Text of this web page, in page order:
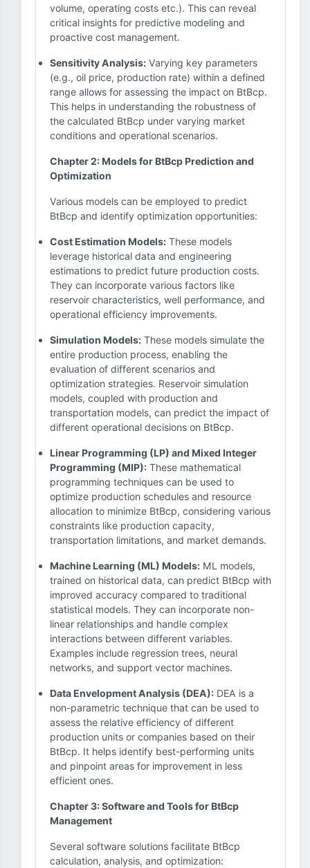
volume, operating costs etc.). This can reveal
critical insights for predictive modeling and
proactive cost management.
Sensitivity Analysis: Varying key parameters
(e.g., oil price, production rate) within a defined
range allows for assessing the impact on BtBcp.
This helps in understanding the robustness of
the calculated BtBcp under varying market
conditions and operational scenarios.
Chapter 2: Models for BtBcp Prediction and
Optimization
Various models can be employed to predict
BtBcp and identify optimization opportunities:
Cost Estimation Models: These models
leverage historical data and engineering
estimations to predict future production costs.
They can incorporate various factors like
reservoir characteristics, well performance, and
operational efficiency improvements.
Simulation Models: These models simulate the
entire production process, enabling the
evaluation of different scenarios and
optimization strategies. Reservoir simulation
models, coupled with production and
transportation models, can predict the impact of
different operational decisions on BtBcp.
Linear Programming (LP) and Mixed Integer
Programming (MIP): These mathematical
programming techniques can be used to
optimize production schedules and resource
allocation to minimize BtBcp, considering various
constraints like production capacity,
transportation limitations, and market demands.
Machine Learning (ML) Models: ML models,
trained on historical data, can predict BtBcp with
improved accuracy compared to traditional
statistical models. They can incorporate non-
linear relationships and handle complex
interactions between different variables.
Examples include regression trees, neural
networks, and support vector machines.
Data Envelopment Analysis (DEA): DEA is a
non-parametric technique that can be used to
assess the relative efficiency of different
production units or companies based on their
BtBcp. It helps identify best-performing units
and pinpoint areas for improvement in less
efficient ones.
Chapter 3: Software and Tools for BtBcp
Management
Several software solutions facilitate BtBcp
calculation, analysis, and optimization: